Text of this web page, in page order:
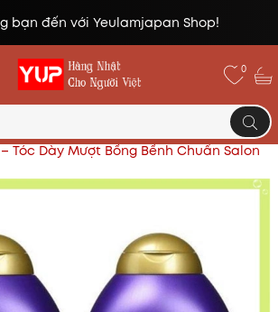
bạn đến với Yeulamjapan Shop!
0
phẩm
Cặp Dầu Gội & Xả Biotin
Tóc Dày Mượt Bồng Bềnh Chuẩn Salon